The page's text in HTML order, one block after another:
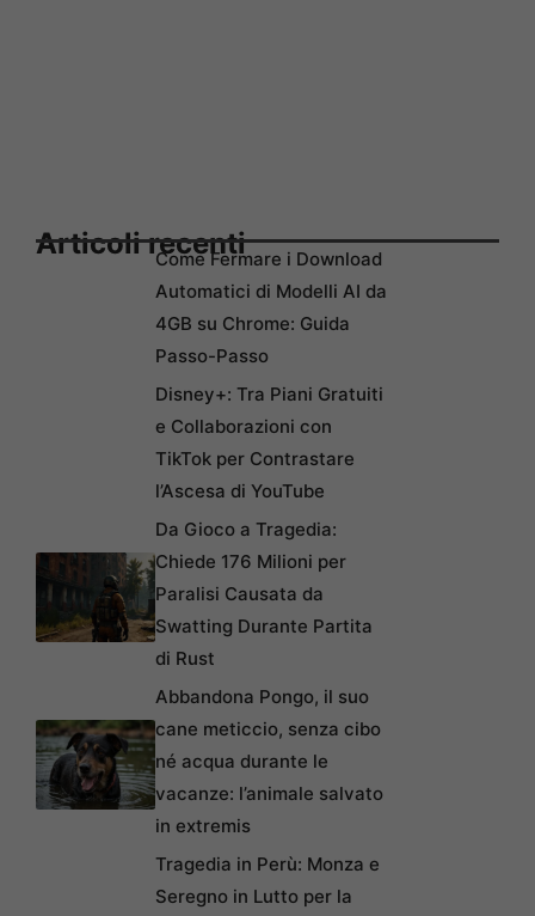
Articoli recentiCome Fermare i Download
Automatici di Modelli AI da
4GB su Chrome: Guida
Passo-Passo
Disney+: Tra Piani Gratuiti
e Collaborazioni con
TikTok per Contrastare
l’Ascesa di YouTube
Da Gioco a Tragedia:
Chiede 176 Milioni per
Paralisi Causata da
Swatting Durante Partita
di Rust
Abbandona Pongo, il suo
cane meticcio, senza cibo
né acqua durante le
vacanze: l’animale salvato
in extremis
Tragedia in Perù: Monza e
Seregno in Lutto per la